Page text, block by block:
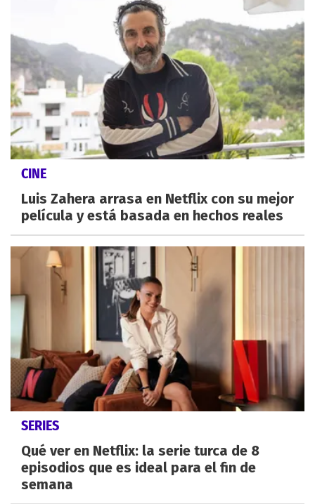
CINE
Luis Zahera arrasa en Netflix con su mejor
película y está basada en hechos reales
SERIES
Qué ver en Netflix: la serie turca de 8
episodios que es ideal para el fin de
semana